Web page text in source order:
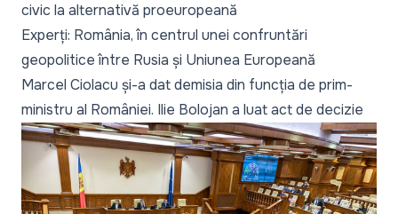
civic la alternativă proeuropeană
Experți: România, în centrul unei confruntări
geopolitice între Rusia și Uniunea Europeană
Marcel Ciolacu și-a dat demisia din funcția de prim-
ministru al României. Ilie Bolojan a luat act de decizie